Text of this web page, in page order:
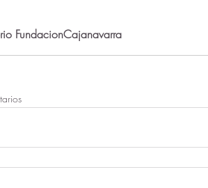
FundacionCajanavarra